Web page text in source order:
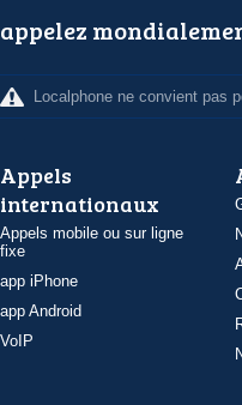
appelez
Localphone ne convient pas
Appels
internationaux
Appels mobile ou sur ligne
fixe
app iPhone
app Android
VoIP